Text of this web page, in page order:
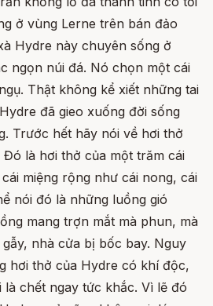
ở vùng Lerne trên bán đảo
Hydre này chuyên sống ở
ngọn núi đá. Nó chọn một cái
Thật không kể xiết những tai
đã gieo xuống đời sống
Trước hết hãy nói về hơi thở
Đó là hơi thở của một trăm cái
miệng rộng như cái nong, cái
nói đó là những luồng gió
mang trợn mắt mà phun, mà
nhà cửa bị bốc bay. Nguy
hơi thở của Hydre có khí độc,
là chết ngay tức khắc. Vì lẽ đó